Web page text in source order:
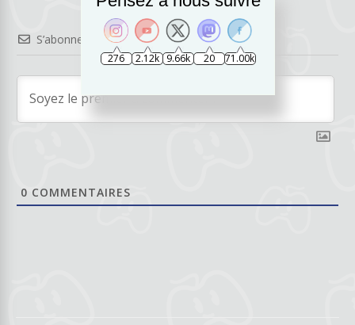
S’abonner
0 COMMENTAIRES
276 2.12k 9.66k 20 71.00k